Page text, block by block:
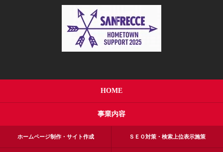
HOME
事業内容
ホームページ制作・サイト作成 ＳＥＯ対策・検索上位表示施策